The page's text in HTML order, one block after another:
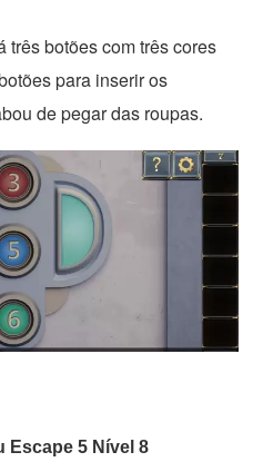
três botões com três cores
para inserir os
de pegar das roupas.
Escape 5 Nível 8